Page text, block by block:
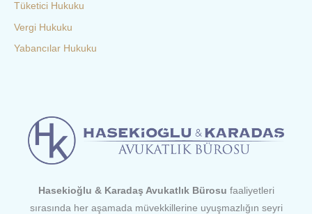
Tüketici Hukuku
Vergi Hukuku
Yabancılar Hukuku
Hasekioğlu & Karadaş Avukatlık Bürosu faaliyetleri
sırasında her aşamada müvekkillerine uyuşmazlığın seyri